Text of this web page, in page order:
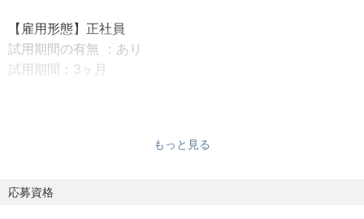
製造技術
【詳細】
基本的には日本でテレワークをして頂く予定です。
【雇用形態】正社員
試用期間の有無 ：あり
試用期間：3ヶ月
・応募、面接後、相談の上決定します
賞与制度の有無：あり
もっと見る
応募資格